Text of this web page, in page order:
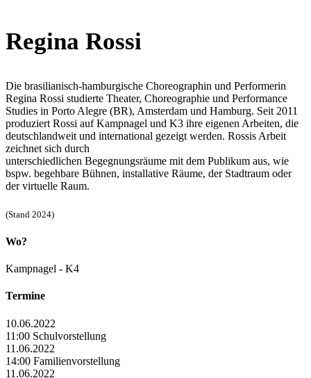
Regina Rossi
Die brasilianisch-hamburgische Choreographin und Performerin
Regina Rossi studierte Theater, Choreographie und Performance
Studies in Porto Alegre (BR), Amsterdam und Hamburg. Seit 2011
produziert Rossi auf Kampnagel und K3 ihre eigenen Arbeiten, die
deutschlandweit und international gezeigt werden. Rossis Arbeit
zeichnet sich durch
unterschiedlichen Begegnungsräume mit dem Publikum aus, wie
bspw. begehbare Bühnen, installative Räume, der Stadtraum oder
der virtuelle Raum.
(Stand 2024)
Wo?
Kampnagel - K4
Termine
10.06.2022
11:00 Schulvorstellung
11.06.2022
14:00 Familienvorstellung
11.06.2022